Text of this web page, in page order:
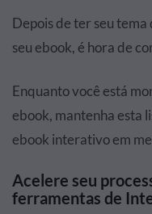
Depois de ter seu
seu ebook, é hora de
Enquanto você está
ebook, mantenha esta
ebook interativo em
Acelere seu
ferramentas de